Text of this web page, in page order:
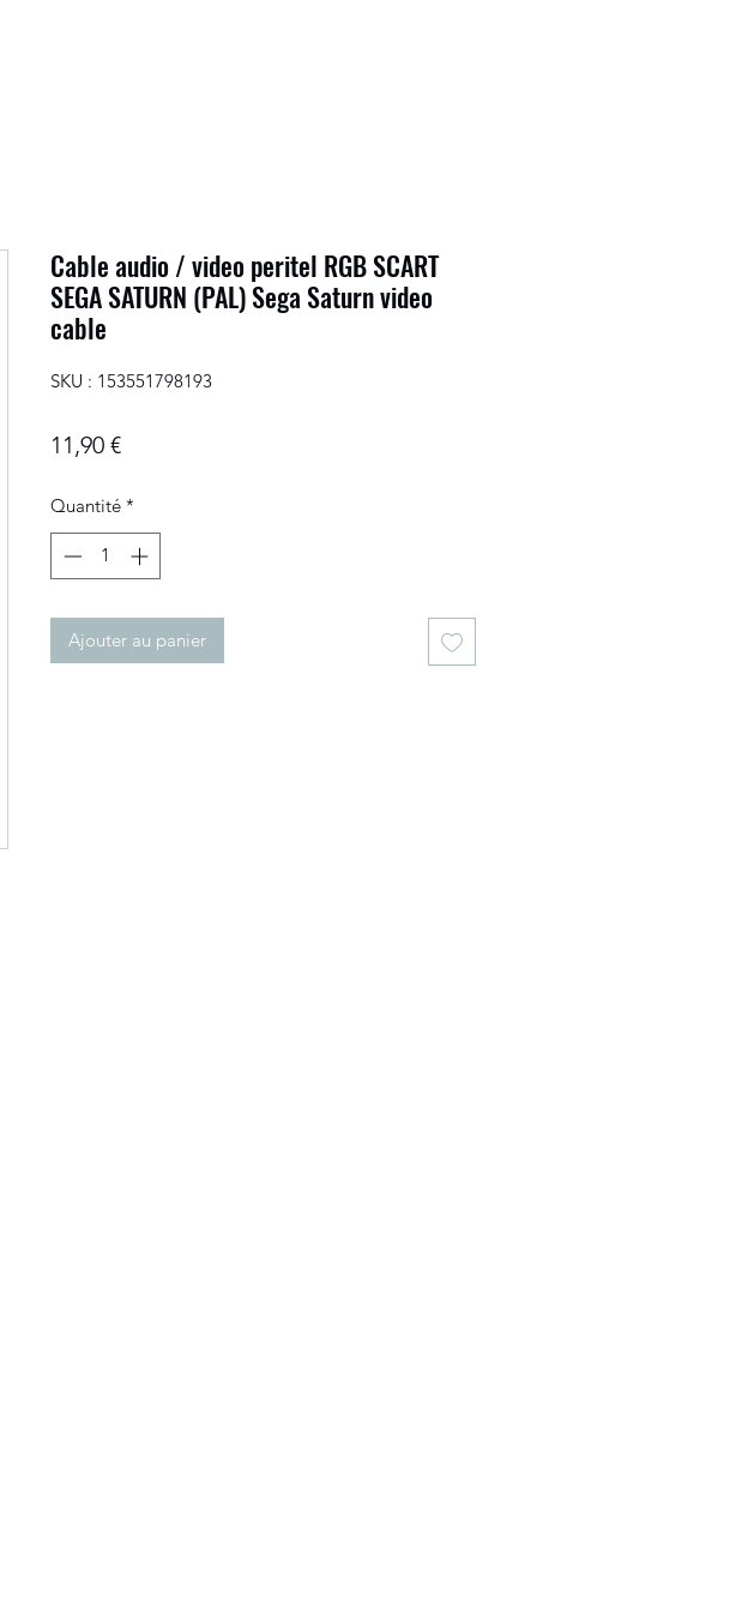
Cable audio / video peritel RGB SCART
SEGA SATURN (PAL) Sega Saturn video
cable
SKU : 153551798193
11,90 €Prix
Quantité *
Ajouter au panier